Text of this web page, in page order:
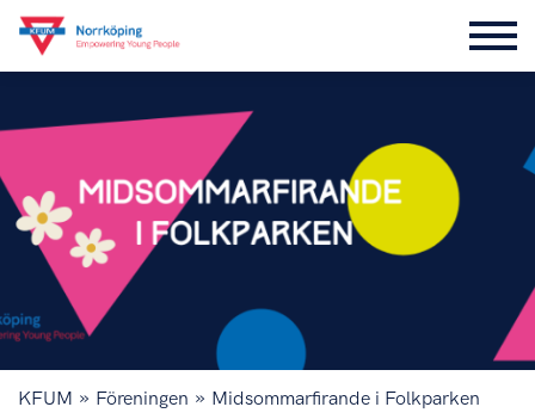
KFUM » Föreningen » Midsommarfirande i Folkparken